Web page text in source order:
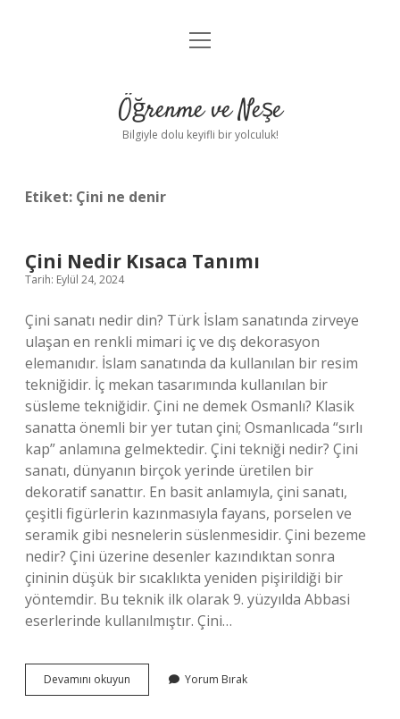
Anasayfa
Yasal Uyarı
menüyü
Öğrenme ve Neşe
Bilgiyle dolu keyifli bir yolculuk!
Etiket: Çini ne denir
Çini Nedir Kısaca Tanımı
Tarih: Eylül 24, 2024
Çini sanatı nedir din? Türk İslam sanatında zirveye
ulaşan en renkli mimari iç ve dış dekorasyon
elemanıdır. İslam sanatında da kullanılan bir resim
tekniğidir. İç mekan tasarımında kullanılan bir
süsleme tekniğidir. Çini ne demek Osmanlı? Klasik
sanatta önemli bir yer tutan çini; Osmanlıcada “sırlı
kap” anlamına gelmektedir. Çini tekniği nedir? Çini
sanatı, dünyanın birçok yerinde üretilen bir
dekoratif sanattır. En basit anlamıyla, çini sanatı,
çeşitli figürlerin kazınmasıyla fayans, porselen ve
seramik gibi nesnelerin süslenmesidir. Çini bezeme
nedir? Çini üzerine desenler kazındıktan sonra
çininin düşük bir sıcaklıkta yeniden pişirildiği bir
yöntemdir. Bu teknik ilk olarak 9. yüzyılda Abbasi
eserlerinde kullanılmıştır. Çini…
Devamını okuyun
Nedir
Yorum Bırak